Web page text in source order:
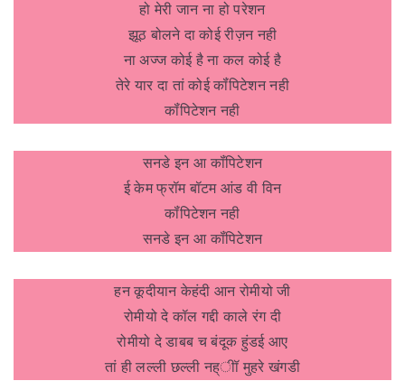
हो मेरी जान ना हो परेशन
झूठ बोलने दा कोई रीज़न नही
ना अज्ज कोई है ना कल कोई है
तेरे यार दा तां कोई कॉंपिटेशन नही
कॉंपिटेशन नही
सनडे इन आ कॉंपिटेशन
ई केम फ्रॉम बॉटम आंड वी विन
कॉंपिटेशन नही
सनडे इन आ कॉंपिटेशन
हन कूदीयान केहंदी आन रोमीयो जी
रोमीयो दे कॉल गद्दी काले रंग दी
रोमीयो दे डाबब च बंदूक हुंडई आए
तां ही लल्ली छल्ली नह्ीॉ मुहरे खंगडी